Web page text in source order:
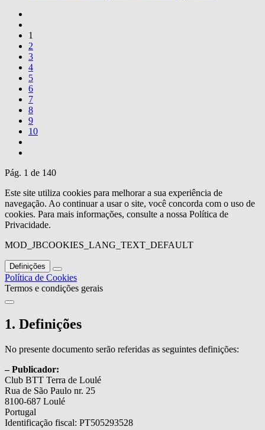
1
2
3
4
5
6
7
8
9
10
Pág. 1 de 140
Este site utiliza cookies para melhorar a sua experiência de
navegação. Ao continuar a usar o site, você concorda com o uso de
cookies. Para mais informações, consulte a nossa Política de
Privacidade.
MOD_JBCOOKIES_LANG_TEXT_DEFAULT
Definições
Política de Cookies
Termos e condições gerais
1. Definições
No presente documento serão referidas as seguintes definições:
– Publicador:
Club BTT Terra de Loulé
Rua de São Paulo nr. 25
8100-687 Loulé
Portugal
Identificação fiscal: PT505293528